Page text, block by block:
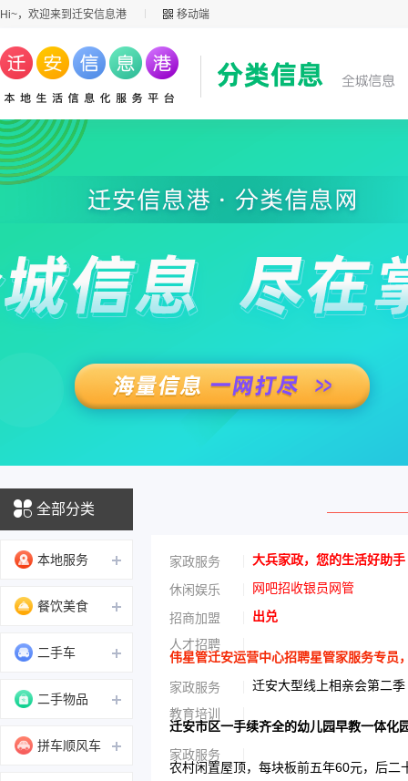
Hi~，欢迎来到迁安信息港 移动端
全部分类
本地服务
餐饮美食
二手车
二手物品
拼车顺风车
家政服务 大兵家政，您的生活好助手
休闲娱乐 网吧招收银员网管
招商加盟
出兑
人才招聘
伟星管迁安运营中心招聘星管家服务专员
家政服务
迁安大型线上相亲会第二季
教育培训
迁安市区一手续齐全的幼儿园早教一体化
家政服务
农村闲置屋顶，每块板前五年60元，后